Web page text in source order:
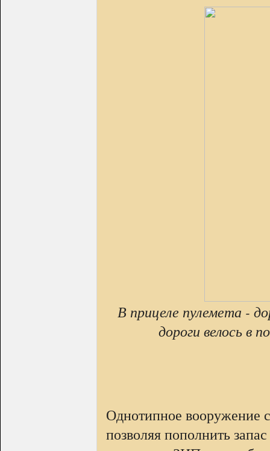
В прицеле пулемета -
дороги велось в
Однотипное вооружение
позволяя пополнить